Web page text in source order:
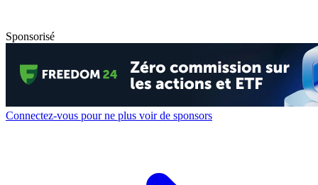
Sponsorisé
Connectez-vous pour ne plus voir de sponsors